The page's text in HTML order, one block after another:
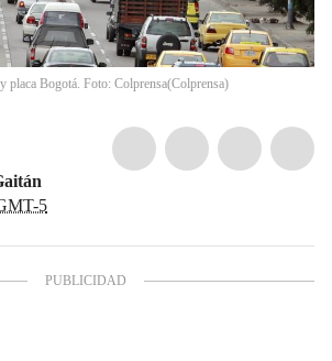
placa Bogotá. Foto: Colprensa(Colprensa)
5